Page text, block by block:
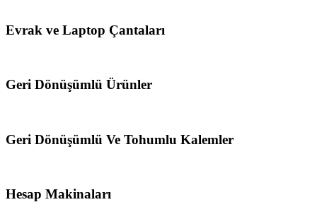
Evrak ve Laptop Çantaları
Geri Dönüşümlü Ürünler
Geri Dönüşümlü Ve Tohumlu Kalemler
Hesap Makinaları